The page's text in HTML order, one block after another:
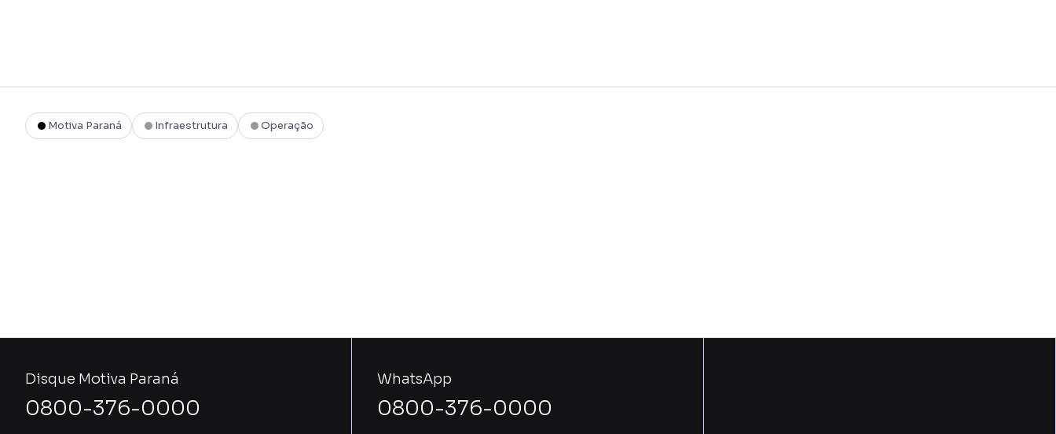
Motiva Paraná Infraestrutura Operação
Disque Motiva Paraná
0800-376-0000
WhatsApp
0800-376-0000